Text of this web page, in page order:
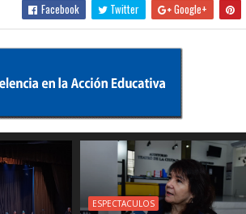
Facebook Twitter Google+
ESPECTACULOS